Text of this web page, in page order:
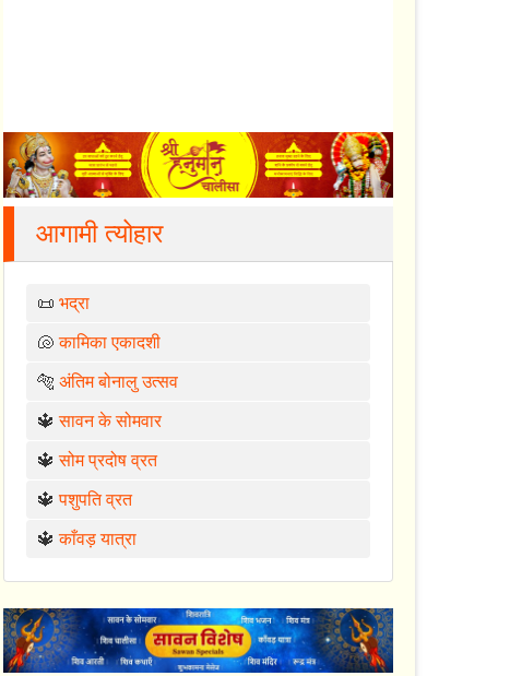
आगामी त्योहार
📜भद्रा
🐚कामिका एकादशी
🐅अंतिम बोनालु उत्सव
🔱सावन के सोमवार
🔱सोम प्रदोष व्रत
🔱पशुपति व्रत
🔱काँवड़ यात्रा